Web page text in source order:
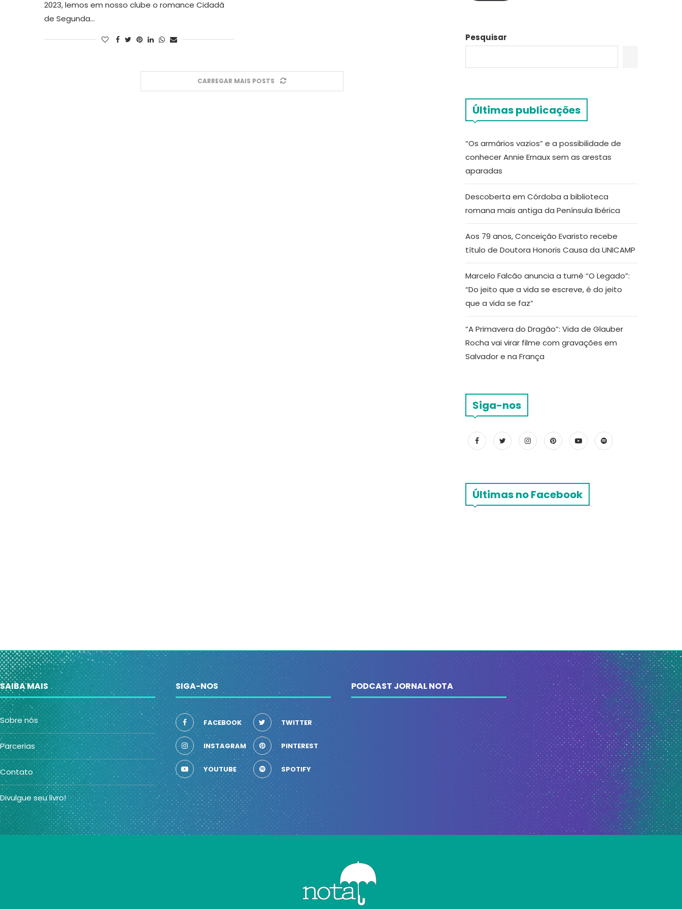
2023, lemos em nosso clube o romance Cidadã
de Segunda…
CARREGAR MAIS POSTS
Pesquisar
Últimas publicações
“Os armários vazios” e a possibilidade de
conhecer Annie Ernaux sem as arestas
aparadas
Descoberta em Córdoba a biblioteca
romana mais antiga da Península Ibérica
Aos 79 anos, Conceição Evaristo recebe
título de Doutora Honoris Causa da UNICAMP
Marcelo Falcão anuncia a turnê “O Legado”:
“Do jeito que a vida se escreve, é do jeito
que a vida se faz”
“A Primavera do Dragão”: Vida de Glauber
Rocha vai virar filme com gravações em
Salvador e na França
Siga-nos
Últimas no Facebook
SAIBA MAIS
Sobre nós
Parcerias
Contato
Divulgue seu livro!
SIGA-NOS
FACEBOOK TWITTER
INSTAGRAM PINTEREST
YOUTUBE SPOTIFY
PODCAST JORNAL NOTA